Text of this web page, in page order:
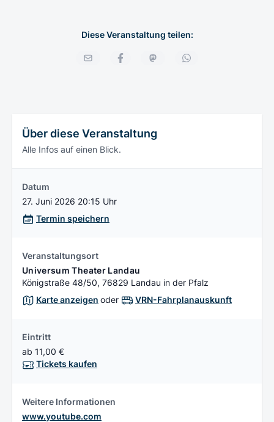
Diese Veranstaltung teilen:
Über diese Veranstaltung
Alle Infos auf einen Blick.
Datum
27. Juni 2026 20:15 Uhr
Termin speichern
Veranstaltungsort
Universum Theater Landau
Königstraße 48/50, 76829 Landau in der Pfalz
Karte anzeigen oder VRN-Fahrplanauskunft
Eintritt
ab 11,00 €
Tickets kaufen
Weitere Informationen
www.youtube.com